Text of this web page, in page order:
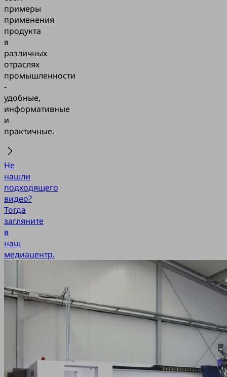
примеры
применения
продукта
в
различных
отраслях
промышленности
-
удобные,
информативные
и
практичные.
Не
нашли
подходящего
видео?
Тогда
загляните
в
наш
медиацентр.